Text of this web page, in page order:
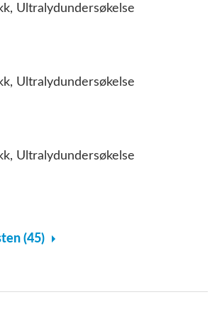
Ultralydundersøkelse
Ultralydundersøkelse
Ultralydundersøkelse
(45)